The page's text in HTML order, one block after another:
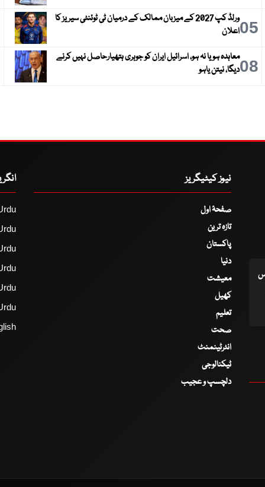
05
ورلڈ کپ 2027 کے میزبان ممالک کے درمیان ٹی ٹوئنٹی سیریز کا
اعلان
08معاہدہ ہو یا نہ ہو، اسرائیل ایران کو جوہری ہتھیارحاصل نہیں کرنے
دیگا، نیتن یاہو
نیوز کیٹیگریز
صفحۂ اول
تازہ ترین
پاکستان
دنیا
معیشت
کھیل
تعلیم
صحت
انٹرٹینمنٹ
ٹیکنالوجی
دلچسپ و عجیب